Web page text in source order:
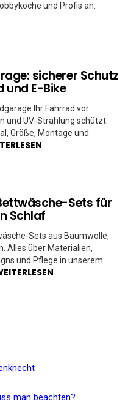
und Profis an.
sicherer Schutz
und E-Bike
Ihr Fahrrad vor
und UV-Strahlung schützt.
Größe, Montage und
Sets für
Schlaf
Sets aus Baumwolle,
Alles über Materialien,
und Pflege in unserem
man beachten?